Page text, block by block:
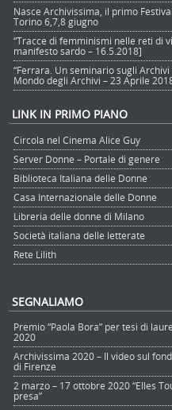
Nasce Archivissima, il primo
Torino 6,7,8 giugno
“Tracce di femminismi nelle reti di
manifesto sardo – 16.5.2018]
“Ferrara. Un seminario sugli
Mondo degli Archivi – 23 Aprile
LINK IN PRIMO PIANO
Circola nel Cinema Alice Guy
Server Donne – Portale di genere
Biblioteca Italiana delle Donne
Casa Internazionale delle Donne
Libreria delle donne di Milano
Società italiana delle letterate
Rete Lilith
SEGNALIAMO
Premio “Paola Bora” per tesi di
2020
Archivissima 2020 – Il video sul
di Firenze
2 marzo – 17 ottobre 2020 “Elles
presa”